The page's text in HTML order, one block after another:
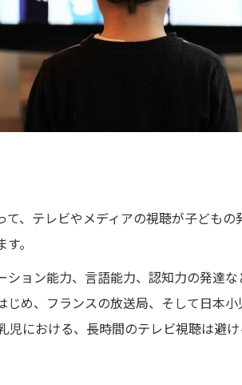
て、テレビやメディアの視聴が子ども
。
ション能力、言語能力、認知力の発達
じめ、フランスの放送局、そして日本
児における、長時間のテレビ視聴は避け